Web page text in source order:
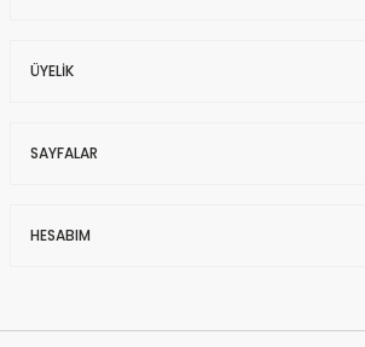
ÜYELİK
SAYFALAR
HESABIM